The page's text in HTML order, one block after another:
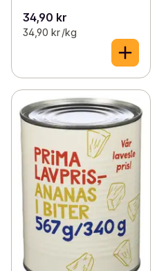
34,90 kr
34,90 kr /kg